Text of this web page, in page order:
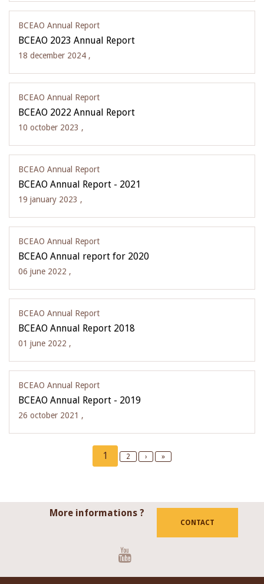
BCEAO Annual Report
BCEAO 2023 Annual Report
18 december 2024 ,
BCEAO Annual Report
BCEAO 2022 Annual Report
10 october 2023 ,
BCEAO Annual Report
BCEAO Annual Report - 2021
19 january 2023 ,
BCEAO Annual Report
BCEAO Annual report for 2020
06 june 2022 ,
BCEAO Annual Report
BCEAO Annual Report 2018
01 june 2022 ,
BCEAO Annual Report
BCEAO Annual Report - 2019
26 october 2021 ,
Current
page
1 Page
2
Next
›
Last
»
More informations ?
CONTACT